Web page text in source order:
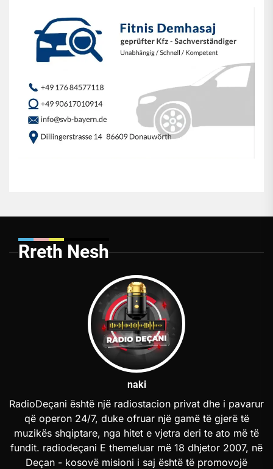
Rreth Nesh
naki
RadioDeçani është një radiostacion privat dhe i pavarur
që operon 24/7, duke ofruar një gamë të gjerë të
muzikës shqiptare, nga hitet e vjetra deri te ato më të
fundit. radiodeçani E themeluar më 18 dhjetor 2007, në
Deçan - kosovë misioni i saj është të promovojë